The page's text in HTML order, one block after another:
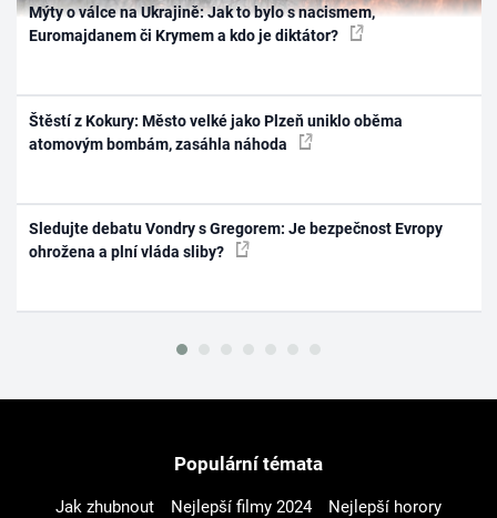
Mýty o válce na Ukrajině: Jak to bylo s nacismem,
Euromajdanem či Krymem a kdo je diktátor?
Štěstí z Kokury: Město velké jako Plzeň uniklo oběma
atomovým bombám, zasáhla náhoda
Sledujte debatu Vondry s Gregorem: Je bezpečnost Evropy
ohrožena a plní vláda sliby?
Populární témata
Jak zhubnout Nejlepší filmy 2024
Nejlepší horory